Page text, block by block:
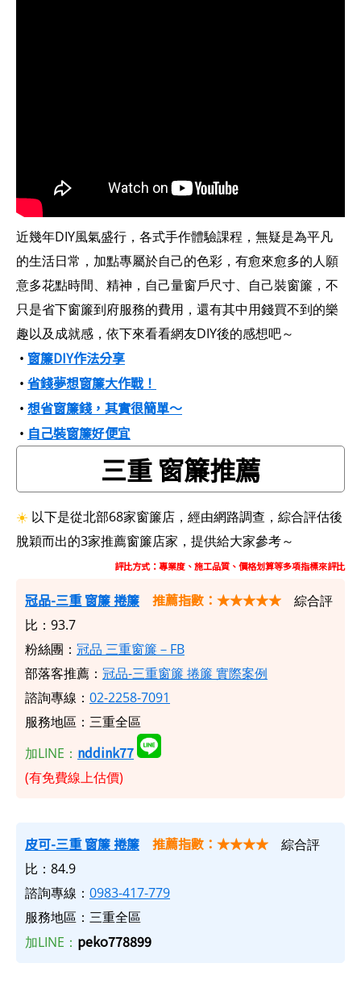
近幾年DIY風氣盛行，各式手作體驗課程，無疑是為平凡
的生活日常，加點專屬於自己的色彩，有愈來愈多的人願
意多花點時間、精神，自己量窗戶尺寸、自己裝窗簾，不
只是省下窗簾到府服務的費用，還有其中用錢買不到的樂
趣以及成就感，依下來看看網友DIY後的感想吧～
• 窗簾DIY作法分享
• 省錢夢想窗簾大作戰！
• 想省窗簾錢，其實很簡單～
• 自己裝窗簾好便宜
三重 窗簾推薦
☀️ 以下是從北部68家窗簾店，經由網路調查，綜合評估後
脫穎而出的3家推薦窗簾店家，提供給大家參考～
評比方式：專業度、施工品質、價格划算等多項指標來評比
冠品-三重 窗簾 捲簾 推薦指數：★★★★★ 綜合評
比：93.7
粉絲團： 冠品 三重窗簾－FB
部落客推薦： 冠品-三重窗簾 捲簾 實際案例
諮詢專線： 02-2258-7091
服務地區：三重全區
加LINE： nddink77
(有免費線上估價)
皮可-三重 窗簾 捲簾 推薦指數：★★★★ 綜合評
比：84.9
諮詢專線： 0983-417-779
服務地區：三重全區
加LINE： peko778899